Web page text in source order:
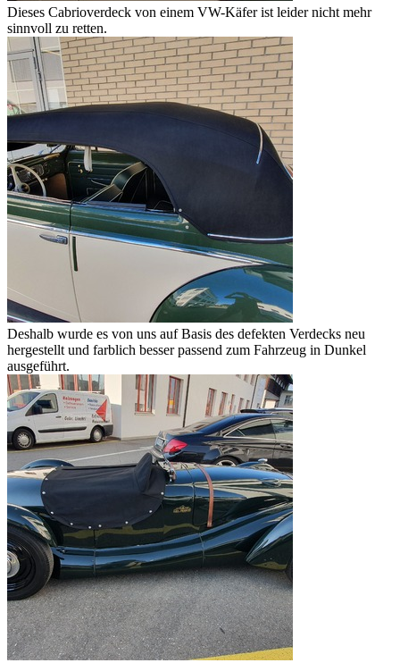
Dieses Cabrioverdeck von einem VW-Käfer ist leider nicht mehr
sinnvoll zu retten.
Deshalb wurde es von uns auf Basis des defekten Verdecks neu
hergestellt und farblich besser passend zum Fahrzeug in Dunkel
ausgeführt.